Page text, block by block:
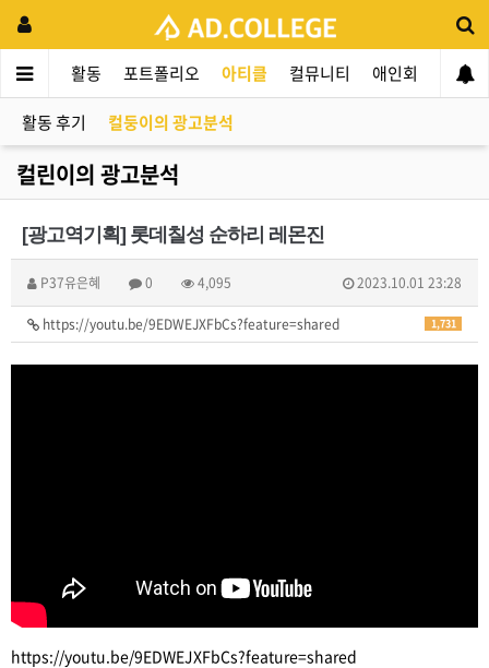
리지 활동 포트폴리오 아티클 컬뮤니티 애인회 신입
활동 후기 컬둥이의 광고분석
컬린이의 광고분석
[광고역기획] 롯데칠성 순하리 레몬진
P37유은혜 0 4,095 2023.10.01 23:28
1,731
https://youtu.be/9EDWEJXFbCs?feature=shared
https://youtu.be/9EDWEJXFbCs?feature=shared